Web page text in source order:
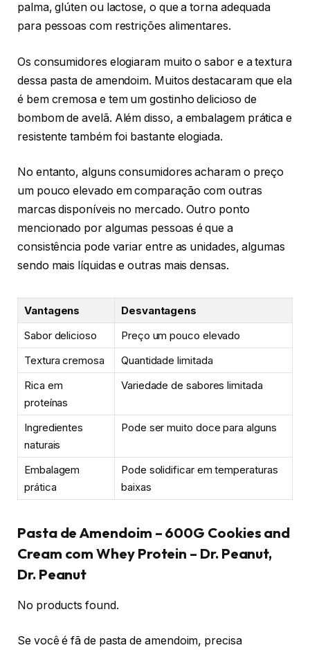
palma, glúten ou lactose, o que a torna adequada
para pessoas com restrições alimentares.
Os consumidores elogiaram muito o sabor e a textura
dessa pasta de amendoim. Muitos destacaram que ela
é bem cremosa e tem um gostinho delicioso de
bombom de avelã. Além disso, a embalagem prática e
resistente também foi bastante elogiada.
No entanto, alguns consumidores acharam o preço
um pouco elevado em comparação com outras
marcas disponíveis no mercado. Outro ponto
mencionado por algumas pessoas é que a
consistência pode variar entre as unidades, algumas
sendo mais líquidas e outras mais densas.
Vantagens
Desvantagens
Sabor delicioso
Preço um pouco elevado
Textura cremosa
Quantidade limitada
Rica em
proteínas
Variedade de sabores limitada
Ingredientes
naturais
Pode ser muito doce para alguns
Embalagem
prática
Pode solidificar em temperaturas
baixas
Pasta de Amendoim – 600G Cookies and
Cream com Whey Protein – Dr. Peanut,
Dr. Peanut
No products found.
Se você é fã de pasta de amendoim, precisa